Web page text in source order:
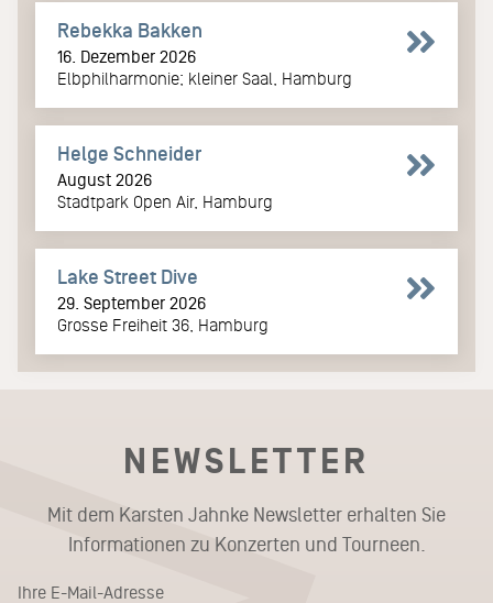
Rebekka Bakken
16. Dezember 2026
Elbphilharmonie; kleiner Saal, Hamburg
Helge Schneider
August 2026
Stadtpark Open Air, Hamburg
Lake Street Dive
29. September 2026
Grosse Freiheit 36, Hamburg
NEWSLETTER
Mit dem Karsten Jahnke Newsletter erhalten Sie
Informationen zu Konzerten und Tourneen.
Ihre E-Mail-Adresse